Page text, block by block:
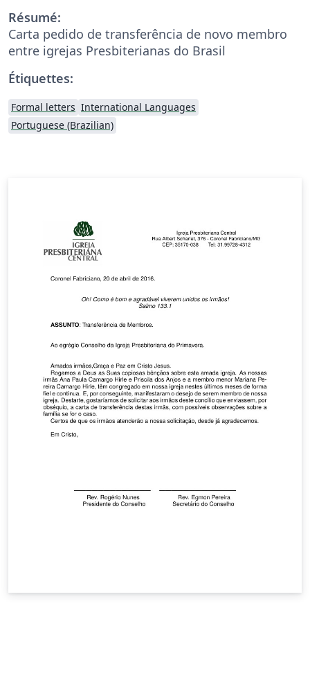
Résumé:
Carta pedido de transferência de novo membro
entre igrejas Presbiterianas do Brasil
Étiquettes:
Formal letters International Languages
Portuguese (Brazilian)